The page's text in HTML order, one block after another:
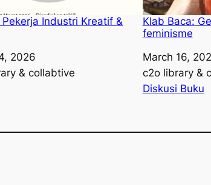
Industri Kreatif &
2026
& collabtive
to
Klab Baca:
feminisme
Date
March 16,
Author
c2o library &
In relation to
Diskusi Buku